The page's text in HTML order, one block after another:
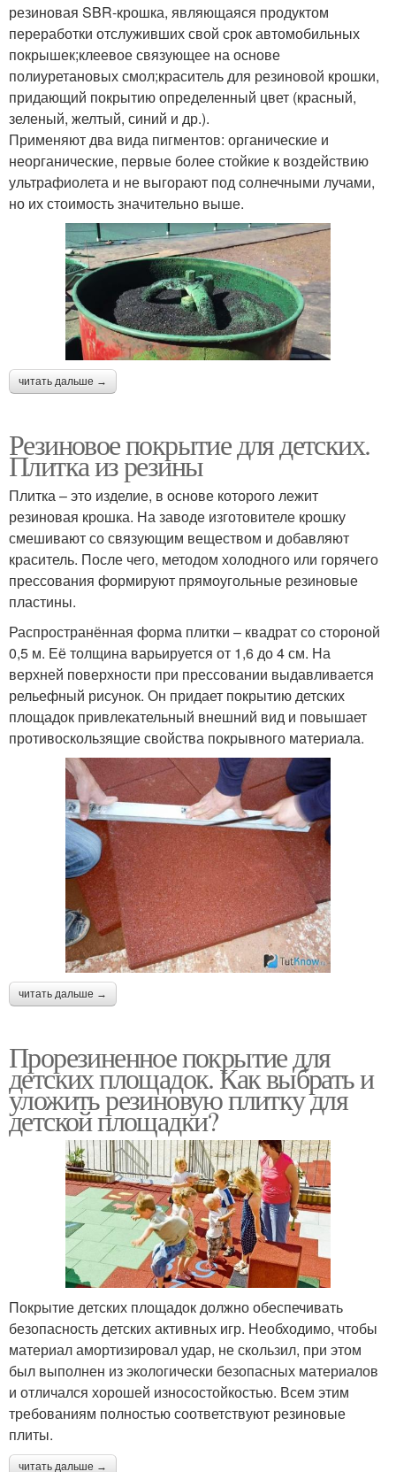
резиновая SBR-крошка, являющаяся продуктом
переработки отслуживших свой срок автомобильных
покрышек;клеевое связующее на основе
полиуретановых смол;краситель для резиновой крошки,
придающий покрытию определенный цвет (красный,
зеленый, желтый, синий и др.).
Применяют два вида пигментов: органические и
неорганические, первые более стойкие к воздействию
ультрафиолета и не выгорают под солнечными лучами,
но их стоимость значительно выше.
читать дальше →
Резиновое покрытие для детских.
Плитка из резины
Плитка – это изделие, в основе которого лежит
резиновая крошка. На заводе изготовителе крошку
смешивают со связующим веществом и добавляют
краситель. После чего, методом холодного или горячего
прессования формируют прямоугольные резиновые
пластины.
Распространённая форма плитки – квадрат со стороной
0,5 м. Её толщина варьируется от 1,6 до 4 см. На
верхней поверхности при прессовании выдавливается
рельефный рисунок. Он придает покрытию детских
площадок привлекательный внешний вид и повышает
противоскользящие свойства покрывного материала.
читать дальше →
Прорезиненное покрытие для
детских площадок. Как выбрать и
уложить резиновую плитку для
детской площадки?
Покрытие детских площадок должно обеспечивать
безопасность детских активных игр. Необходимо, чтобы
материал амортизировал удар, не скользил, при этом
был выполнен из экологически безопасных материалов
и отличался хорошей износостойкостью. Всем этим
требованиям полностью соответствуют резиновые
плиты.
читать дальше →